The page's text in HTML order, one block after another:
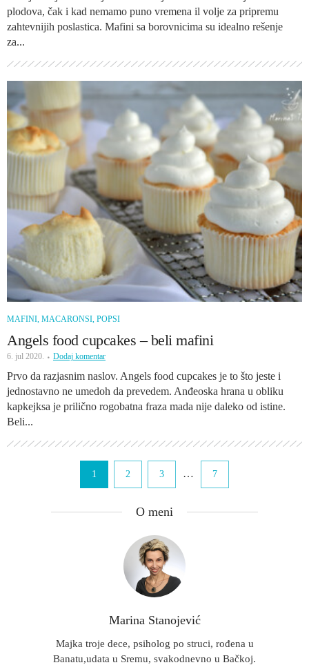
plodova, čak i kad nemamo puno vremena il volje za pripremu
zahtevnijih poslastica. Mafini sa borovnicima su idealno rešenje
za...
MAFINI, MACARONSI, POPSI
Angels food cupcakes – beli mafini
6. jul 2020. Dodaj komentar
Prvo da razjasnim naslov. Angels food cupcakes je to što jeste i
jednostavno ne umedoh da prevedem. Anđeoska hrana u obliku
kapkejksa je prilično rogobatna fraza mada nije daleko od istine.
Beli...
1 2 3 … 7
O meni
Marina Stanojević
Majka troje dece, psiholog po struci, rođena u
Banatu,udata u Sremu, svakodnevno u Bačkoj.